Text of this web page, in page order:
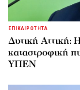
ΕΠΙΚΑΙΡΟΤΗΤΑ
Δυτική Αττική:
καταστροφική
ΥΠΕΝ